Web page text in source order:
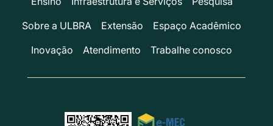
Sobre a ULBRA
Extensão
Espaço Acadêmico
Inovação
Atendimento Trabalhe conosco